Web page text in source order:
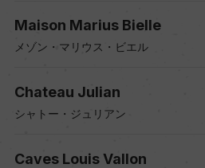
Maison Marius Bielle
メゾン・マリウス・ビエル
Chateau Julian
シャトー・ジュリアン
Caves Louis Vallon